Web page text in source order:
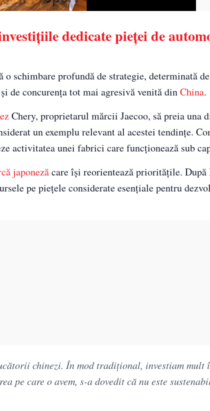
dedicate pieței de
schimbare profundă de strategie, determinată
de concurența tot mai agresivă venită dinChina.
Chery, proprietarul mărcii Jaecoo, să preia una
un exemplu relevant al acestei tendințe.
activitatea unei fabrici care funcționează sub
japonezăcare își reorientează prioritățile. După
pe piețele considerate esențiale pentru
chinezi. În mod tradițional, investiam mult
pe care o avem, s-a dovedit că nu este